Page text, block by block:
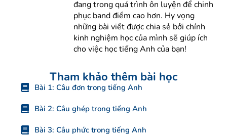
đang trong quá trình ôn luyện để chinh
phục band điểm cao hơn. Hy vọng
những bài viết được chia sẻ bởi chính
kinh nghiệm học của mình sẽ giúp ích
cho việc học tiếng Anh của bạn!
Tham khảo thêm bài học
Bài 1: Câu đơn trong tiếng Anh
Bài 2: Câu ghép trong tiếng Anh
Bài 3: Câu phức trong tiếng Anh